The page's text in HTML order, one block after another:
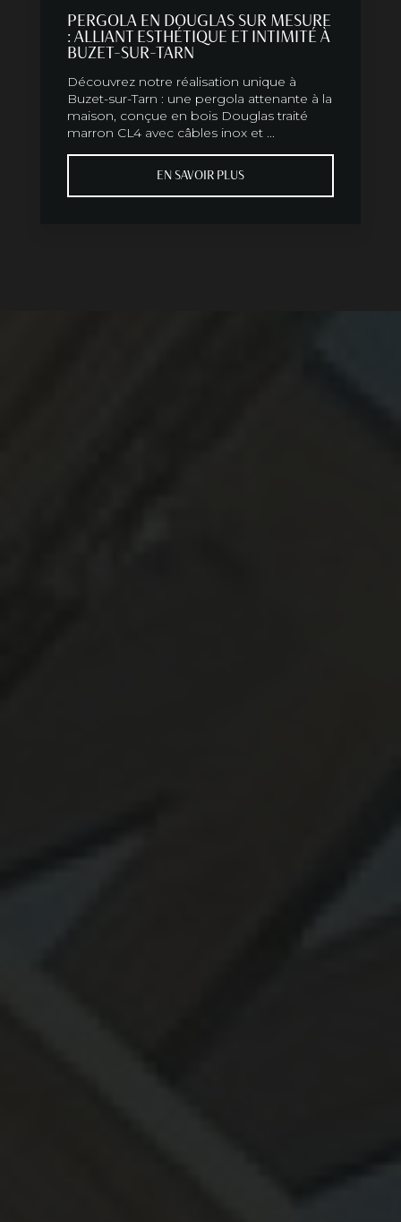
PERGOLA EN DOUGLAS SUR MESURE
: ALLIANT ESTHÉTIQUE ET INTIMITÉ À
BUZET-SUR-TARN
Découvrez notre réalisation unique à
Buzet-sur-Tarn : une pergola attenante à la
maison, conçue en bois Douglas traité
marron CL4 avec câbles inox et ...
EN SAVOIR PLUS